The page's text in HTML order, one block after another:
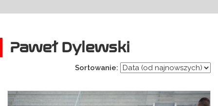
Paweł Dylewski
Sortowanie: